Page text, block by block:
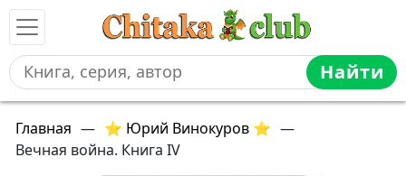
Найти
Главная — ⭐ Юрий Винокуров ⭐ —
Вечная война. Книга IV